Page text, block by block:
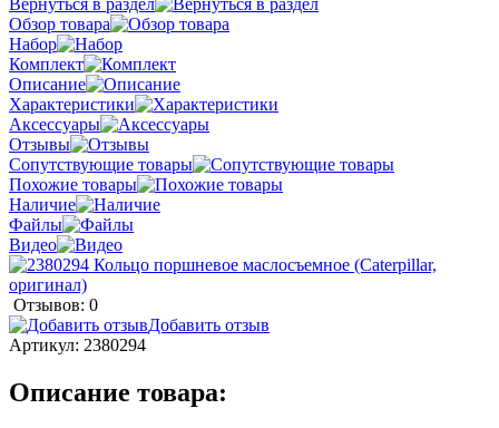
Обзор товара
Набор
Комплект
Описание
Характеристики
Аксессуары
Отзывы
Сопутствующие товары
Похожие товары
Наличие
Файлы
Видео
Отзывов: 0
Добавить отзыв
Артикул: 2380294
Описание товара: